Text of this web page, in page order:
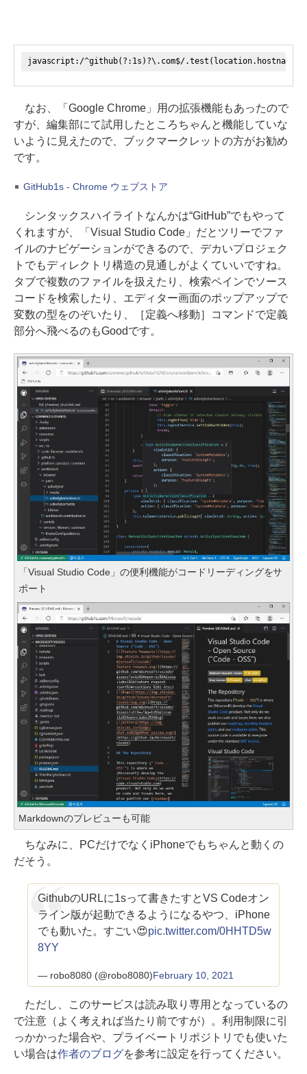
javascript:/^github(?:1s)?\.com$/
なお、「Google Chrome」用の拡張機能もあったので
すが、編集部にて試用したところちゃんと機能していな
いように見えたので、ブックマークレットの方がお勧め
です。
GitHub1s - Chrome ウェブストア
シンタックスハイライトなんかは“GitHub”でもやって
くれますが、「Visual Studio Code」だとツリーでファ
イルのナビゲーションができるので、デカいプロジェク
トでもディレクトリ構造の見通しがよくていいですね。
タブで複数のファイルを扱えたり、検索ペインでソース
コードを検索したり、エディター画面のポップアップで
変数の型をのぞいたり、［定義へ移動］コマンドで定義
部分へ飛べるのもGoodです。
「Visual Studio Code」の便利機能がコードリーディングをサ
ポート
Markdownのプレビューも可能
ちなみに、PCだけでなくiPhoneでもちゃんと動くの
だそう。
GithubのURLに1sって書きたすとVS Codeオン
ライン版が起動できるようになるやつ、iPhone
でも動いた。すごい😍pic.twitter.com/0HHTD5w
8YY
— robo8080 (@robo8080)February 10, 2021
ただし、このサービスは読み取り専用となっているの
で注意（よく考えれば当たり前ですが）。利用制限に引
っかかった場合や、プライベートリポジトリでも使いた
い場合は作者のブログを参考に設定を行ってください。